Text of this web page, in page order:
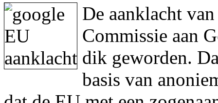
De aanklacht
Commissie aan
dik geworden.
basis van